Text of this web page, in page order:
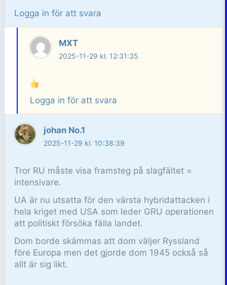
Logga in för att svara
MXT
2025-11-29 kl. 12:31:35
Logga in för att svara
johan No.1
2025-11-29 kl. 10:38:39
Tror RU måste visa framsteg på slagfältet =
intensivare.
UA är nu utsatta för den värsta hybridattacken i
hela kriget med USA som leder GRU operationen
att politiskt försöka fälla landet.
Dom borde skämmas att dom väljer Ryssland
före Europa men det gjorde dom 1945 också så
allt är sig likt.